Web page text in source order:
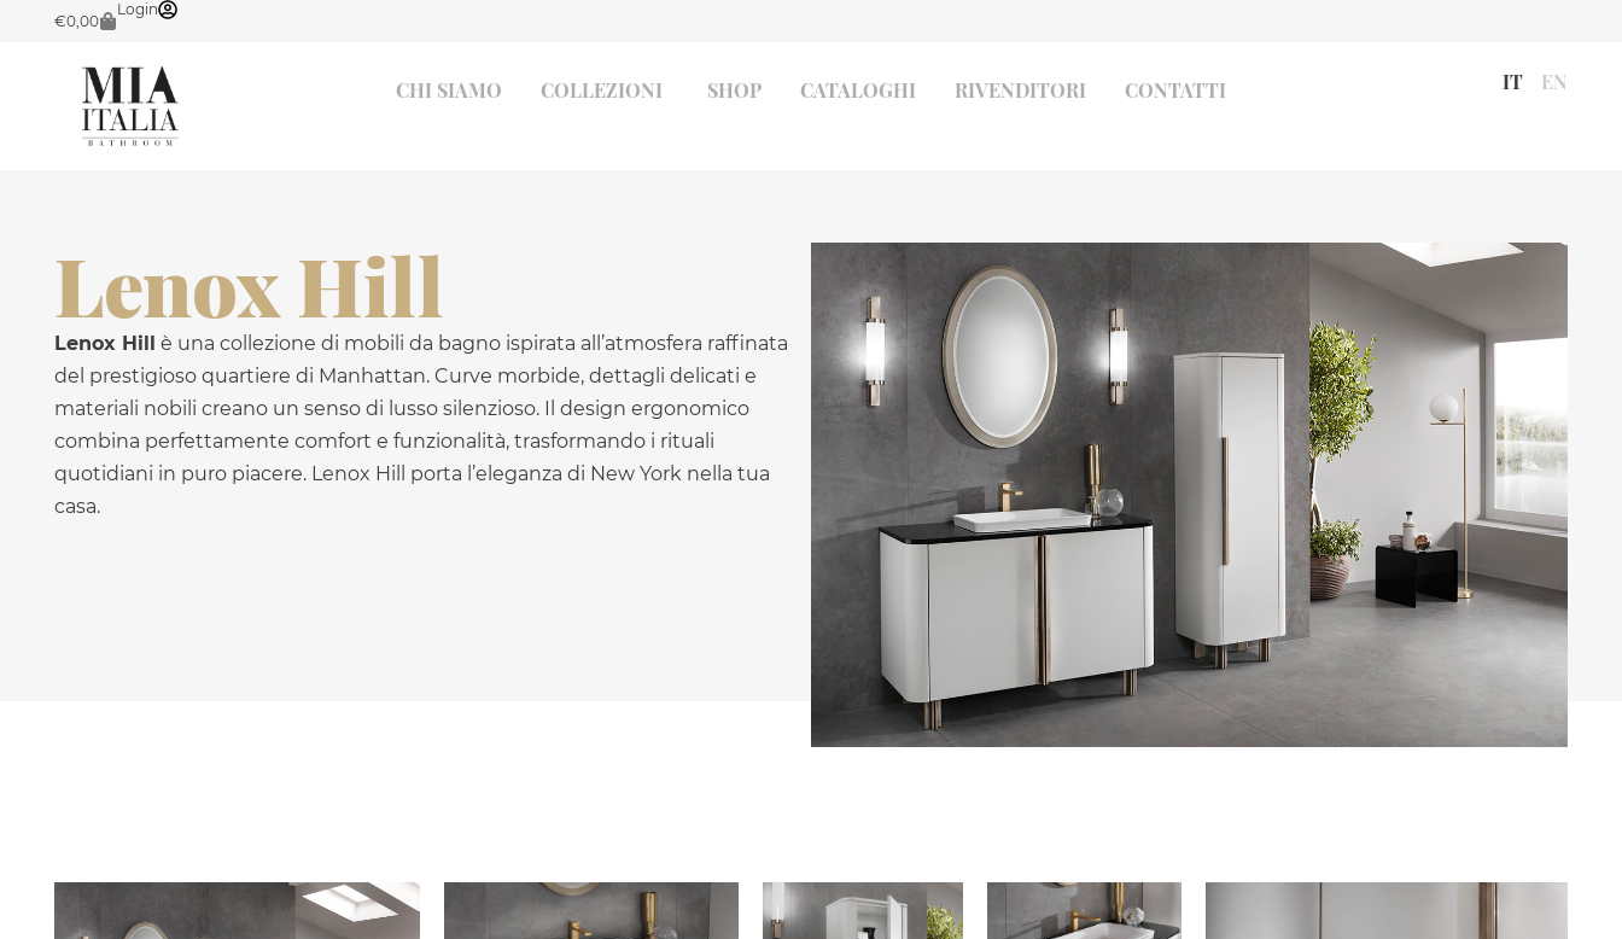
€0,00
Login
CHI SIAMO COLLEZIONI SHOP CATALOGHI RIVENDITORI CONTATTI IT EN
Lenox Hill
Lenox Hill è una collezione di mobili da bagno ispirata all’atmosfera raffinata
del prestigioso quartiere di Manhattan. Curve morbide, dettagli delicati e
materiali nobili creano un senso di lusso silenzioso. Il design ergonomico
combina perfettamente comfort e funzionalità, trasformando i rituali
quotidiani in puro piacere. Lenox Hill porta l’eleganza di New York nella tua
casa.